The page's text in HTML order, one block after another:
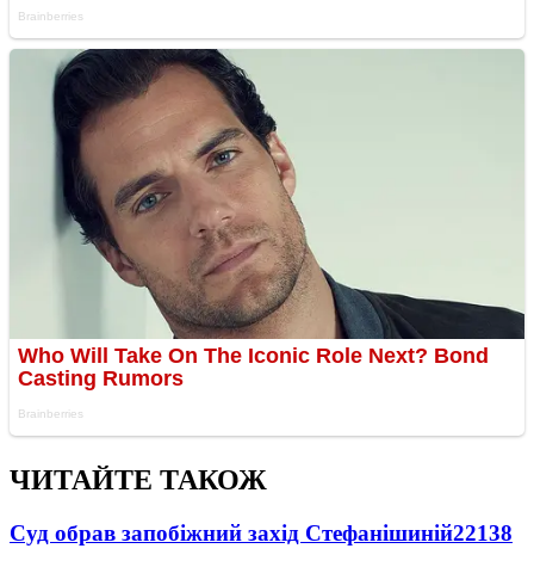
ЧИТАЙТЕ ТАКОЖ
Суд обрав запобіжний захід Стефанішиній22138